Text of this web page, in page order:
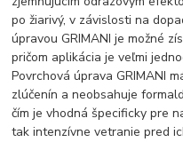
po žiarivý, v závislosti na
úpravou GRIMANI je možné
pričom aplikácia je veľmi
Povrchová úprava GRIMANI
zlúčenín a neobsahuje
čím je vhodná špecificky pre
tak intenzívne vetranie pred